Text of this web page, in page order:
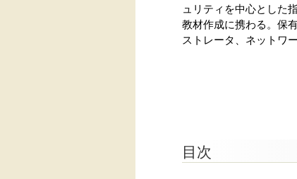
ュリティを中心とした
教材作成に携わる。保
ストレータ、ネットワ
目次